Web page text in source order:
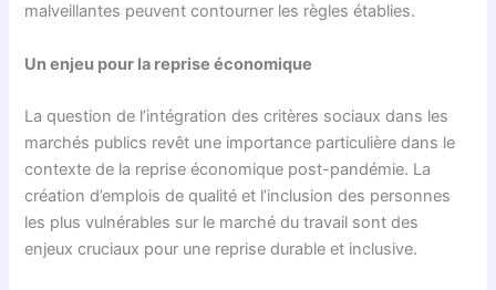
malveillantes peuvent contourner les règles établies.
Un enjeu pour la reprise économique
La question de l’intégration des critères sociaux dans les
marchés publics revêt une importance particulière dans le
contexte de la reprise économique post-pandémie. La
création d’emplois de qualité et l’inclusion des personnes
les plus vulnérables sur le marché du travail sont des
enjeux cruciaux pour une reprise durable et inclusive.